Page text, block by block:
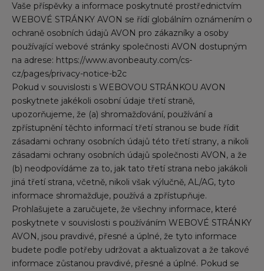
Vaše příspěvky a informace poskytnuté prostřednictvím
WEBOVÉ STRÁNKY AVON se řídí globálním oznámením o
ochraně osobních údajů AVON pro zákazníky a osoby
používající webové stránky společnosti AVON dostupným
na adrese: https://www.avonbeauty.com/cs-
cz/pages/privacy-notice-b2c
Pokud v souvislosti s WEBOVOU STRÁNKOU AVON
poskytnete jakékoli osobní údaje třetí straně,
upozorňujeme, že (a) shromažďování, používání a
zpřístupnění těchto informací třetí stranou se bude řídit
zásadami ochrany osobních údajů této třetí strany, a nikoli
zásadami ochrany osobních údajů společnosti AVON, a že
(b) neodpovídáme za to, jak tato třetí strana nebo jakákoli
jiná třetí strana, včetně, nikoli však výlučně, AL/AG, tyto
informace shromažďuje, používá a zpřístupňuje.
Prohlašujete a zaručujete, že všechny informace, které
poskytnete v souvislosti s používáním WEBOVÉ STRÁNKY
AVON, jsou pravdivé, přesné a úplné, že tyto informace
budete podle potřeby udržovat a aktualizovat a že takové
informace zůstanou pravdivé, přesné a úplné. Pokud se